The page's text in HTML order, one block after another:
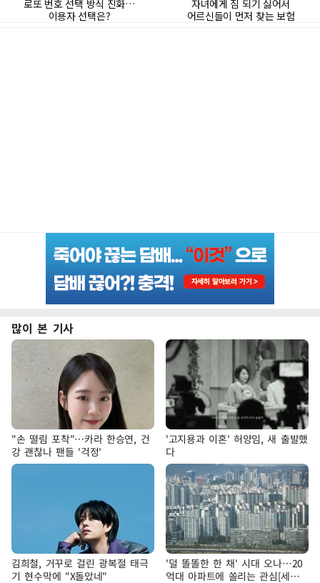
많이 본 기사
"손 떨림 포착"…카라 한승연, 건
강 괜찮나 팬들 '걱정'
'고지용과 이혼' 허양임, 새 출발했
다
김희철, 거꾸로 걸린 광복절 태극
기 현수막에 "X돌았네"
'덜 똘똘한 한 채' 시대 오나…20
억대 아파트에 쏠리는 관심[세제